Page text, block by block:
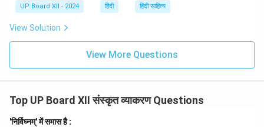
UP Board XII - 2024 हिंदी हिंदी साहित्य
View Solution
View More Questions
Top UP Board XII संस्कृत व्याकरण Questions
'निर्विघ्नम्' में समास है :